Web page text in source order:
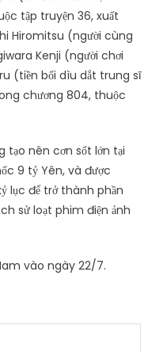
tập truyện 36, xuất
Hiromitsu (người cùng
Kenji (người chơi
(tiền bối dìu dắt trung sĩ
chương 804, thuộc
tạo nên cơn sốt lớn tại
9 tỷ Yên, và được
lục để trở thành phần
sử loạt phim điện ảnh
vào ngày 22/7.